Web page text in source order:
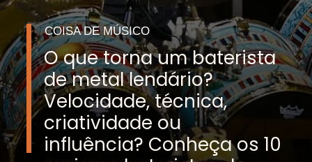
O que torna um baterista
de metal lendário?
Velocidade, técnica,
criatividade ou
influência? Conheça os 10
COISA DE MÚSICO